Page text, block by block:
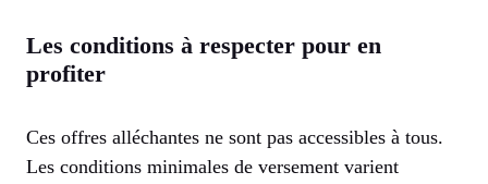
Les conditions à respecter pour en
profiter
Ces offres alléchantes ne sont pas accessibles à tous.
Les conditions minimales de versement varient